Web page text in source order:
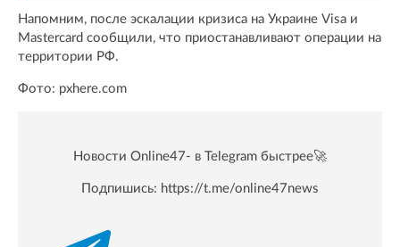
Напомним, после эскалации кризиса на Украине Visa и
Mastercard сообщили, что приостанавливают операции на
территории РФ.
Фото: pxhere.com
Новости Online47- в Telegram быстрее🚀
Подпишись: https://t.me/online47news